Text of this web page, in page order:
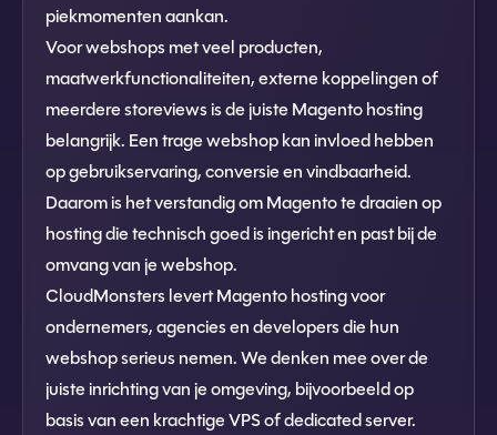
piekmomenten aankan.
Voor webshops met veel producten,
maatwerkfunctionaliteiten, externe koppelingen of
meerdere storeviews is de juiste Magento hosting
belangrijk. Een trage webshop kan invloed hebben
op gebruikservaring, conversie en vindbaarheid.
Daarom is het verstandig om Magento te draaien op
hosting die technisch goed is ingericht en past bij de
omvang van je webshop.
CloudMonsters levert Magento hosting voor
ondernemers, agencies en developers die hun
webshop serieus nemen. We denken mee over de
juiste inrichting van je omgeving, bijvoorbeeld op
basis van een krachtige VPS of dedicated server.